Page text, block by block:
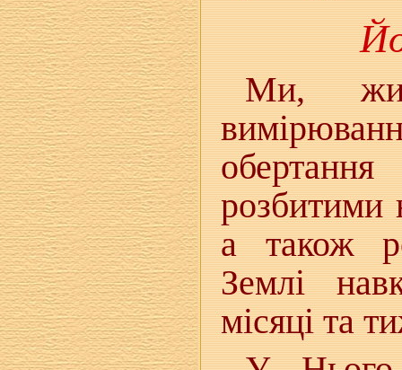
Ми,
розбитими
а також
Землі
місяці та